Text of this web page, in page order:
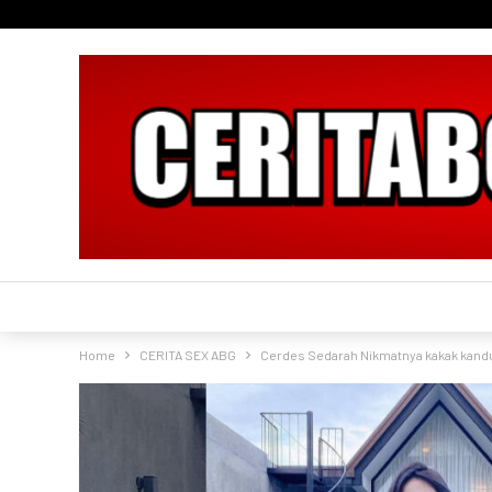
Home CERITA SEX ABG Cerdes Sedarah Nikmatnya kakak